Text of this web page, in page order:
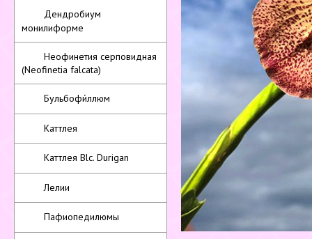
Дендробиум
монилиформе
Неофинетия серповидная
(Neofinetia falcata)
Бульбофи́ллюм
Каттлея
Каттлея Blc. Durigan
Лелии
Пафиопедилюмы